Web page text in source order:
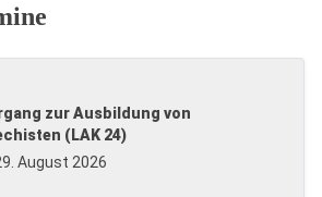
zur Ausbildung von
(LAK 24)
August 2026